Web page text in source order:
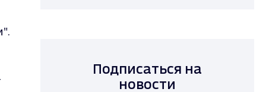
Подписаться на
новости